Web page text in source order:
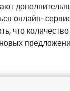
онлайн-
что